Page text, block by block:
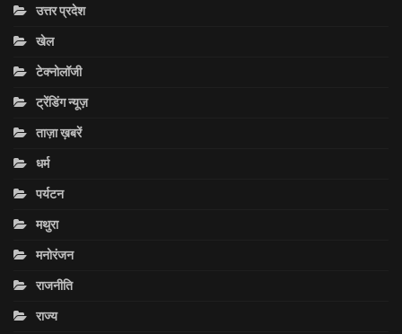
उत्तर प्रदेश
खेल
टेक्नोलॉजी
ट्रेंडिंग न्यूज़
ताज़ा ख़बरें
धर्म
पर्यटन
मथुरा
मनोरंजन
राजनीति
राज्य